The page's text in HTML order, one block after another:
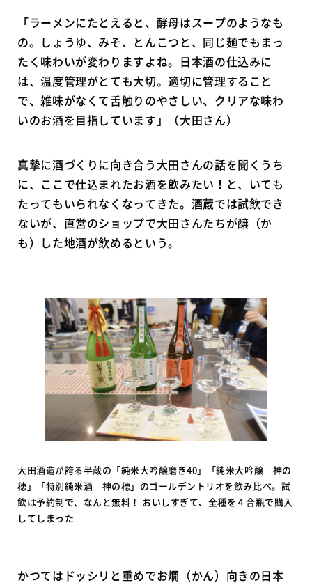
「ラーメンにたとえると、酵母はスープのようなも
の。しょうゆ、みそ、とんこつと、同じ麺でもまっ
たく味わいが変わりますよね。日本酒の仕込みに
は、温度管理がとても大切。適切に管理すること
で、雑味がなくて舌触りのやさしい、クリアな味わ
いのお酒を目指しています」（大田さん）
真摯に酒づくりに向き合う大田さんの話を聞くうち
に、ここで仕込まれたお酒を飲みたい！と、いても
たってもいられなくなってきた。酒蔵では試飲でき
ないが、直営のショップで大田さんたちが醸（か
も）した地酒が飲めるという。
大田酒造が誇る半蔵の「純米大吟醸磨き40」「純米大吟醸 神の
穂」「特別純米酒 神の穂」のゴールデントリオを飲み比べ。試
飲は予約制で、なんと無料！ おいしすぎて、全種を４合瓶で購入
してしまった
かつてはドッシリと重めでお燗（かん）向きの日本